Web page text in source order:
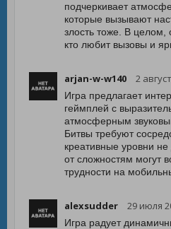
подчеркивает
которые вызывают
злость тоже. В целом,
кто любит вызовы и
arjan-w-w140 2
Игра предлагает
геймплей с
атмосферным
Битвы требуют
креативные уровни
от сложностям могут
трудности на
alexsudder 29 июля
Игра радует